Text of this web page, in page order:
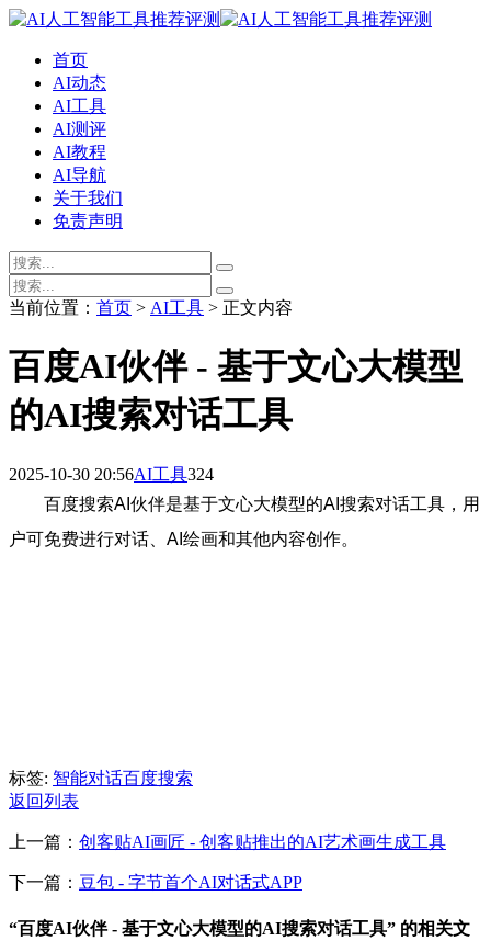
首页
AI动态
AI工具
AI测评
AI教程
AI导航
关于我们
免责声明
当前位置： 首页 > AI工具 > 正文内容
百度AI伙伴 - 基于文心大模型
的AI搜索对话工具
2025-10-30 20:56AI工具324
百度搜索AI伙伴是基于文心大模型的AI搜索对话工具，用
户可免费进行对话、AI绘画和其他内容创作。
标签: 智能对话百度搜索
返回列表
上一篇： 创客贴AI画匠 - 创客贴推出的AI艺术画生成工具
下一篇： 豆包 - 字节首个AI对话式APP
“百度AI伙伴 - 基于文心大模型的AI搜索对话工具” 的相关文